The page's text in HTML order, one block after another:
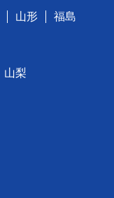
山形 福島
山梨